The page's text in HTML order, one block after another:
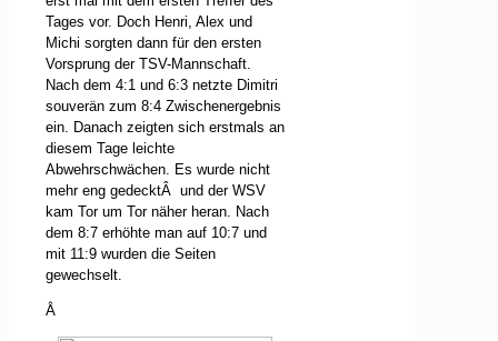
Tages vor. Doch Henri, Alex und
Michi sorgten dann für den ersten
Vorsprung der TSV-Mannschaft.
Nach dem 4:1 und 6:3 netzte Dimitri
souverän zum 8:4 Zwischenergebnis
ein. Danach zeigten sich erstmals an
diesem Tage leichte
Abwehrschwächen. Es wurde nicht
mehr eng gedecktÂ und der WSV
kam Tor um Tor näher heran. Nach
dem 8:7 erhöhte man auf 10:7 und
mit 11:9 wurden die Seiten
gewechselt.
Â